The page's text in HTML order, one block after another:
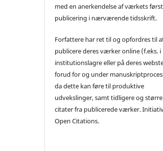
med en anerkendelse af værkets
publicering i nærværende tidsskrift.
Forfattere har ret til og opfordres til
publicere deres værker online (f.eks. i
institutionslagre eller på deres
forud for og under
da dette kan føre til produktive
udvekslinger, samt tidligere og større
citater fra publicerede værker.
Open Citations.